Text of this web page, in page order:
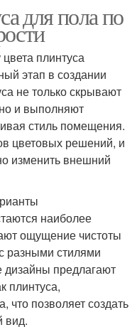
для пола по
плинтуса
этап в создании
не только скрывают
и выполняют
стиль помещения.
цветовых решений, и
изменить внешний
наиболее
ощущение чистоты
разными стилями
предлагают
плинтуса,
что позволяет создать
вид.